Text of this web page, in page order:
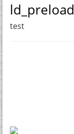
ld_preload
test